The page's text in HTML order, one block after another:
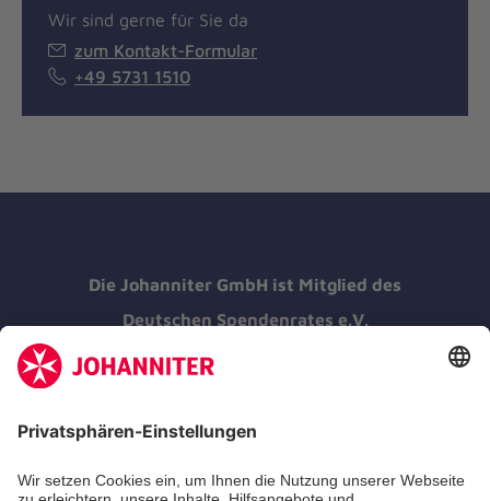
Wir sind gerne für Sie da
zum Kontakt-Formular
+49 5731 1510
Die Johanniter GmbH ist Mitglied des
Deutschen Spendenrates e.V.
Kununu Top Company 2026